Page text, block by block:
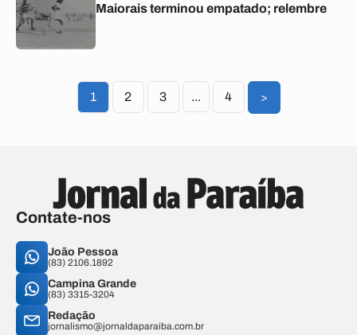
Maiorais terminou empatado; relembre
1 2 3 ... 4 >
Contate-nos
João Pessoa
(83) 2106.1892
Campina Grande
(83) 3315-3204
Redação
jornalismo@jornaldaparaiba.com.br